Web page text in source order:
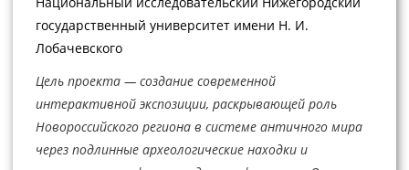
государственный университет имени Н. И.
Лобачевского
Цель проекта — создание современной
интерактивной экспозиции, раскрывающей роль
Новороссийского региона в системе античного мира
через подлинные археологические находки и